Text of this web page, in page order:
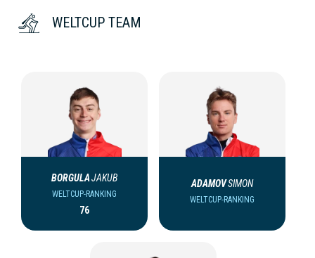
WELTCUP TEAM
BORGULAJAKUB
WELTCUP-RANKING
76
ADAMOVSIMON
WELTCUP-RANKING